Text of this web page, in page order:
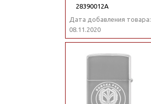
28390012А
Дата добавления товара:
08.11.2020